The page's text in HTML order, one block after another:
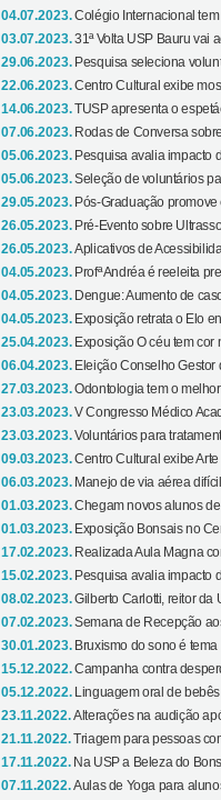
04.07.2023.Colégio Internacional
03.07.2023.31ª Volta USP Bauru vai
29.06.2023. Pesquisa seleciona
22.06.2023.Centro Cultural exibe
14.06.2023.TUSP apresenta o
07.06.2023. Rodas de Conversa
05.06.2023. Pesquisa avalia impacto
05.06.2023.Seleção de voluntários
29.05.2023. Pós-Graduação
26.05.2023. Pré-Evento sobre
26.05.2023.Aplicativos de
04.05.2023. Profª Andréa é reeleita
04.05.2023. Dengue: Aumento de
04.05.2023. Exposição retrata o Elo
25.04.2023. Exposição O céu tem cor
06.04.2023. Eleição Conselho Gestor
27.03.2023.Odontologia tem o
23.03.2023.V Congresso Médico
23.03.2023.Voluntários para
09.03.2023.Centro Cultural exibe
06.03.2023. Manejo de via aérea
01.03.2023.Chegam novos alunos
01.03.2023. Exposição Bonsais no
17.02.2023. Realizada Aula Magna
15.02.2023. Pesquisa avalia impacto
08.02.2023.Gilberto Carlotti, reitor da
07.02.2023.Semana de Recepção
30.01.2023. Bruxismo do sono é
15.12.2022.Campanha contra
05.12.2022.
Linguagem oral de
23.11.2022.Alterações na audição
21.11.2022.Triagem para pessoas
17.11.2022. Na USP a Beleza do
07.11.2022.Aulas de Yoga para